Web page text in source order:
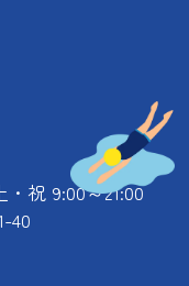
祝 9:00～21:00
40